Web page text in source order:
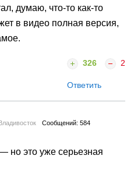
думаю, что-то как-то
в видео полная версия,
326 2
Ответить
Сообщений: 584
но это уже серьезная